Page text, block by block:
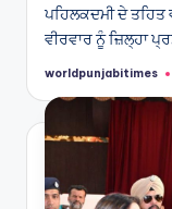
ਪਹਿਲਕਦਮੀ ਦੇ
ਵੀਰਵਾਰ ਨੂੰ ਜ਼ਿਲ੍ਹਾ
Posted
worldpunjabitimes